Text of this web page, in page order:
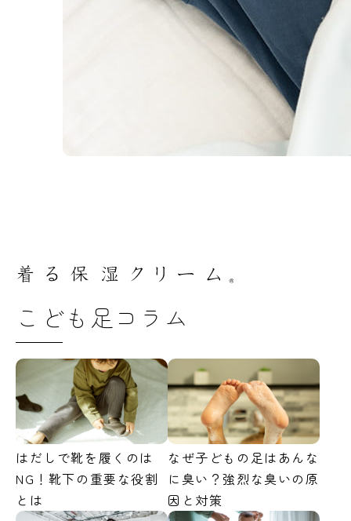
こども足コラム
はだしで靴を履くのは
NG！靴下の重要な役割
とは
なぜ子どもの足はあんな
に臭い？強烈な臭いの原
因と対策